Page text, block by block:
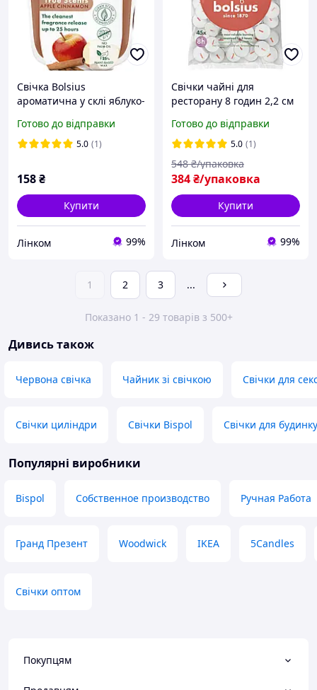
Свічка Bolsius
ароматична у склі яблуко-
72-67Б ACN
Готово до відправки
5.0 (1)
158₴
Купити
Лінком 99%
Свічки чайні для
ресторану 8 годин 2,2 см
Готово до відправки
5.0 (1)
384₴/упаковка
548 ₴/упаковка
Купити
Лінком 99%
1 2 3 ...
Показано 1 - 29 товарів з 500+
Дивись також
Червона свічка Чайник зі свічкою Свічки для
Свічки циліндри Свічки Bispol Свічки для будинку
Популярні виробники
Bispol Собственное производство Ручная Работа
Гранд Презент Woodwick IKEA 5Candles
Свічки оптом
Покупцям